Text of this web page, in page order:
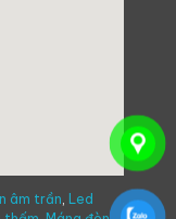
âm trần, Led